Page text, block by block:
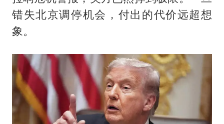
错失北京调停机会，付出的代价远超想
象。